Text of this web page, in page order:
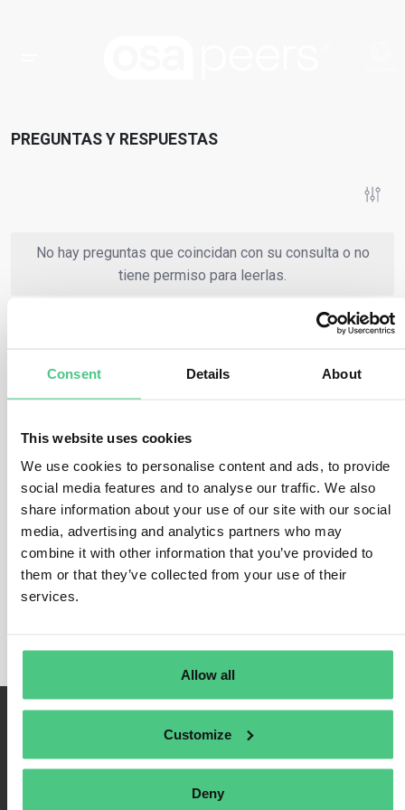
Consent Details About
This website uses cookies
We use cookies to personalise content and ads, to provide
social media features and to analyse our traffic. We also
share information about your use of our site with our social
media, advertising and analytics partners who may
combine it with other information that you’ve provided to
them or that they’ve collected from your use of their
services.
Allow all
Customize
Deny
PREGUNTAS Y RESPUESTAS
No hay preguntas que coincidan con su consulta o no
tiene permiso para leerlas.
DISPOSITIVOS MÉDICOS
En esta categoría, actualmente se están debatiendo 0
preguntas relacionadas conDISPOSITIVOS MÉDICOS
Para refinar la relevancia de su solicitud, puede filtrar
esta lista de resultados directamente según una de
las siguientes subcategorías en cualquier momento:
Subcategorías